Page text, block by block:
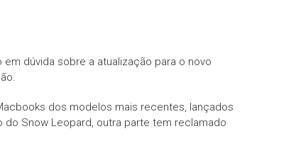
dúvida sobre a atualização para o novo
dos modelos mais recentes, lançados
do Snow Leopard, outra parte tem reclamado